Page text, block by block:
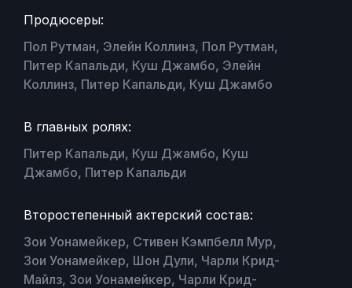
Продюсеры:
Пол Рутман, Элейн Коллинз, Пол Рутман,
Питер Капальди, Куш Джамбо, Элейн
Коллинз, Питер Капальди, Куш Джамбо
В главных ролях:
Питер Капальди, Куш Джамбо, Куш
Джамбо, Питер Капальди
Второстепенный актерский состав:
Зои Уонамейкер, Стивен Кэмпбелл Мур,
Зои Уонамейкер, Шон Дули, Чарли Крид-
Майлз, Зои Уонамейкер, Чарли Крид-